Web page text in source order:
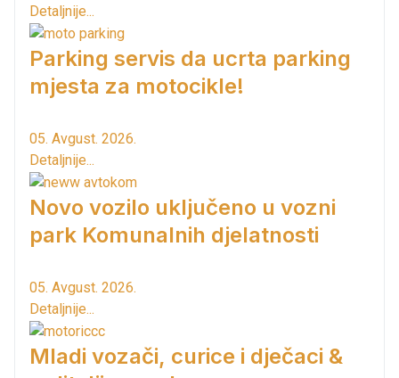
Detaljnije...
Parking servis da ucrta parking
mjesta za motocikle!
05. Avgust. 2026.
Detaljnije...
Novo vozilo uključeno u vozni
park Komunalnih djelatnosti
05. Avgust. 2026.
Detaljnije...
Mladi vozači, curice i dječaci &